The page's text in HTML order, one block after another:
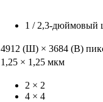
1 / 2,3-дюймовый
4912 (Ш) × 3684 (В)
1,25 × 1,25 мкм
2 × 2
4 × 4